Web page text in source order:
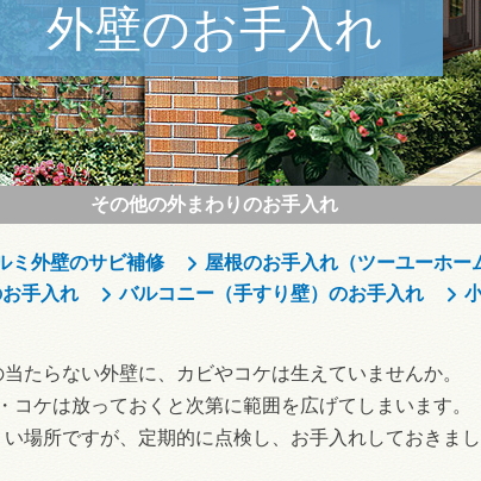
外壁のお手入れ
その他の外まわりのお手入れ
ミ外壁のサビ補修
屋根のお手入れ（ツーユーホー
手入れ バルコニー（手すり壁）のお手入れ
当たらない外壁に、カビやコケは生えていませんか。
コケは放っておくと次第に範囲を広げてしまいます。
い場所ですが、定期的に点検し、お手入れしておきま